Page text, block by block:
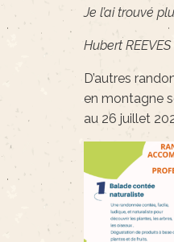
Je l’ai trouvé
Hubert REEVES
D’autres
en montagne
au 26 juillet